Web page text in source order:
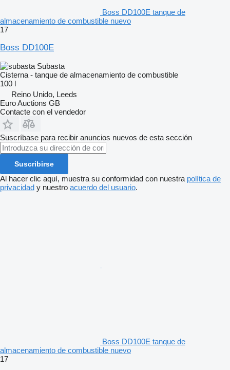
Boss DD100E tanque de
almacenamiento de combustible nuevo
17
Boss DD100E
Subasta
Cisterna - tanque de almacenamiento de combustible
100 l
Reino Unido, Leeds
Euro Auctions GB
Contacte con el vendedor
Suscríbase para recibir anuncios nuevos de esta sección
Suscribirse
Al hacer clic aquí, muestra su conformidad con nuestra política de
privacidad y nuestro acuerdo del usuario.
Boss DD100E tanque de
almacenamiento de combustible nuevo
17